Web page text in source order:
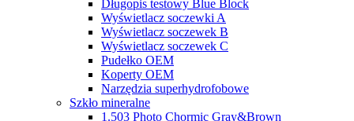
Długopis testowy Blue Block
Wyświetlacz soczewki A
Wyświetlacz soczewek B
Wyświetlacz soczewek C
Pudełko OEM
Koperty OEM
Narzędzia superhydrofobowe
Szkło mineralne
1.503 Photo Chormic Gray&Brown